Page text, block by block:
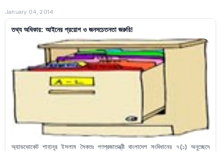
January 04, 2014
তথ্য অধিকার: আইনের প্রয়োগ ও জনসচেতনতা জরুরি!
অ্যাডভোকেট শাহানূর ইসলাম সৈকতঃ গণপ্রজাতন্ত্রী বাংলাদেশ সংবিধানের ৭(১) অনুচ্ছেদে